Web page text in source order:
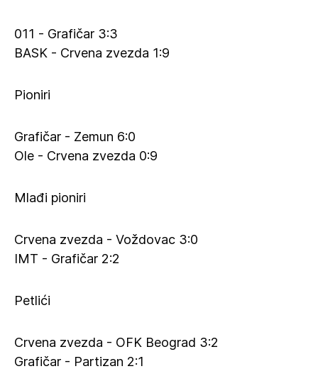
011 - Grafičar 3:3
BASK - Crvena zvezda 1:9
Pioniri
Grafičar - Zemun 6:0
Ole - Crvena zvezda 0:9
Mlađi pioniri
Crvena zvezda - Voždovac 3:0
IMT - Grafičar 2:2
Petlići
Crvena zvezda - OFK Beograd 3:2
Grafičar - Partizan 2:1